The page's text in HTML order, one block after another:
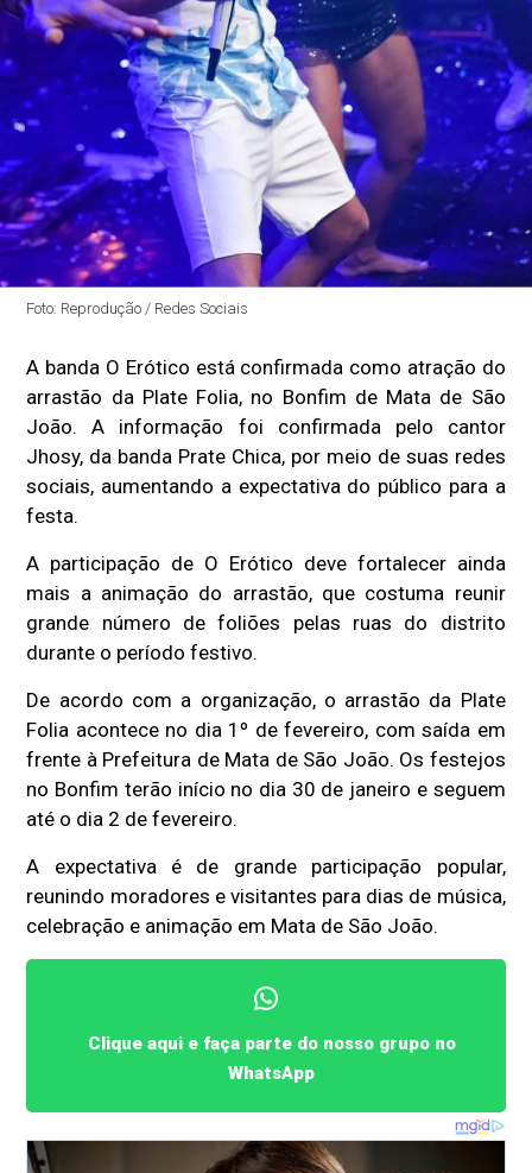
Foto: Reprodução / Redes Sociais
A banda O Erótico está confirmada como atração do
arrastão da Plate Folia, no Bonfim de Mata de São
João. A informação foi confirmada pelo cantor
Jhosy, da banda Prate Chica, por meio de suas redes
sociais, aumentando a expectativa do público para a
festa.
A participação de O Erótico deve fortalecer ainda
mais a animação do arrastão, que costuma reunir
grande número de foliões pelas ruas do distrito
durante o período festivo.
De acordo com a organização, o arrastão da Plate
Folia acontece no dia 1º de fevereiro, com saída em
frente à Prefeitura de Mata de São João. Os festejos
no Bonfim terão início no dia 30 de janeiro e seguem
até o dia 2 de fevereiro.
A expectativa é de grande participação popular,
reunindo moradores e visitantes para dias de música,
celebração e animação em Mata de São João.
Clique aqui e faça parte do nosso grupo no
WhatsApp